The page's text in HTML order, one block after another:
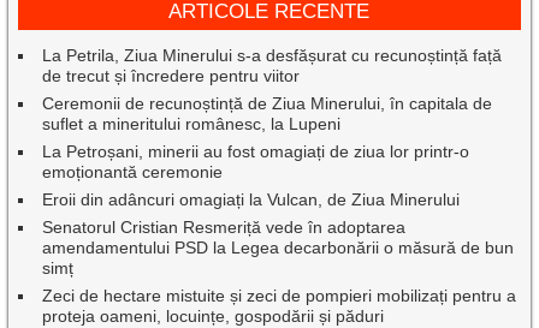
ARTICOLE RECENTE
La Petrila, Ziua Minerului s-a desfășurat cu recunoștință față
de trecut și încredere pentru viitor
Ceremonii de recunoștință de Ziua Minerului, în capitala de
suflet a mineritului românesc, la Lupeni
La Petroșani, minerii au fost omagiați de ziua lor printr-o
emoționantă ceremonie
Eroii din adâncuri omagiați la Vulcan, de Ziua Minerului
Senatorul Cristian Resmeriță vede în adoptarea
amendamentului PSD la Legea decarbonării o măsură de bun
simț
Zeci de hectare mistuite și zeci de pompieri mobilizați pentru a
proteja oameni, locuințe, gospodării și păduri